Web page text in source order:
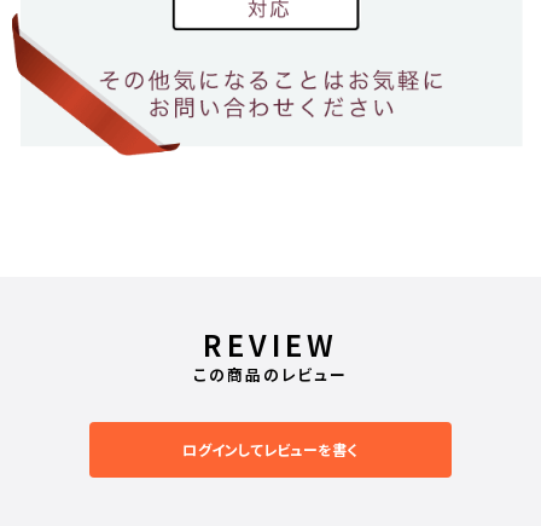
REVIEW
この商品のレビュー
ログインしてレビューを書く